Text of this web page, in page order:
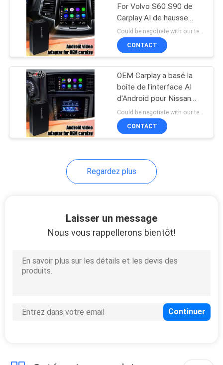
Affichage de
multimédia de
voiture
Boîte de la voiture AI
For Volvo S60 S90 de
Carplay AI de hausse
d'interface d'Android
Could be negotiate with our team MOQ:ensembles 1
CONTACT
OEM Carplay a basé la
boîte de l'interface AI
d'Android pour Nissan
Patrol Y62 2020
Could be negotiate with our team MOQ:ensembles 1
CONTACT
Regardez plus
Laisser un message
Nous vous rappellerons bientôt!